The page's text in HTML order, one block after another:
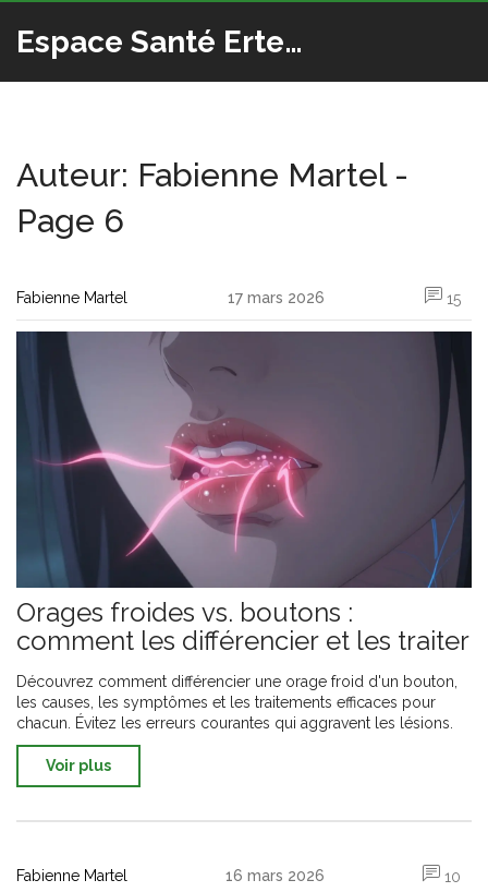
Espace Santé Ertedis
Auteur: Fabienne Martel -
Page 6
Fabienne Martel 17 mars 2026 15
Orages froides vs. boutons :
comment les différencier et les traiter
Découvrez comment différencier une orage froid d'un bouton,
les causes, les symptômes et les traitements efficaces pour
chacun. Évitez les erreurs courantes qui aggravent les lésions.
Voir plus
Fabienne Martel 16 mars 2026 10